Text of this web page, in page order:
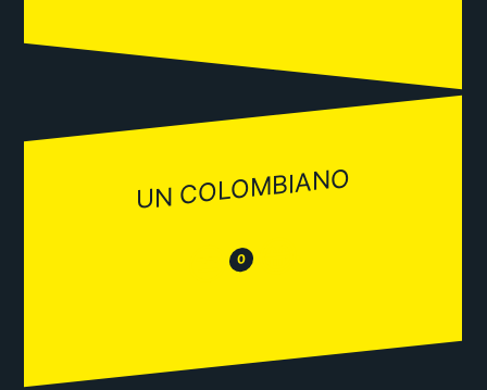
UN COLOMBIANO
😒 0 😂